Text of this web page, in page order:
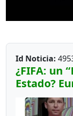
Id Noticia:
¿FIFA: un
Estado?